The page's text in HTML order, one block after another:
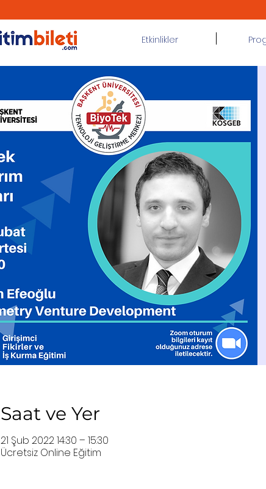
Etkinlikler
Saat ve Yer
21 Şub 2022 14:30 – 15:30
Ücretsiz Online Eğitim